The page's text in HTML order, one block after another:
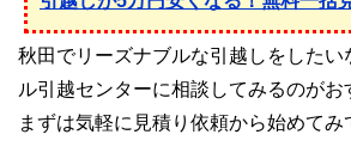
秋田でリーズナブルな引越しをしたい
ル引越センターに相談してみるのがお
まずは気軽に見積り依頼から始めてみ